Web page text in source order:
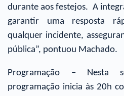
durante aos festejos. A
garantir uma resposta
qualquer incidente,
pública”, pontuou Machado.
Programação – Nesta
programação inicia às 20h